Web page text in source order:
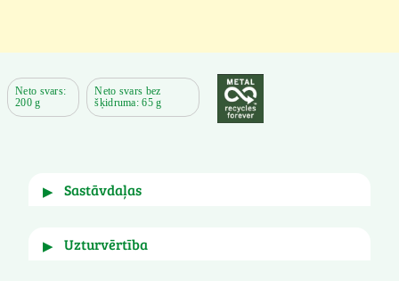
Neto svars:
200 g
Neto svars bez
šķidruma: 65 g
sastāvdaļas
▶
biezinātājs: kalcija hlorīds.
uzturvērtība
▶